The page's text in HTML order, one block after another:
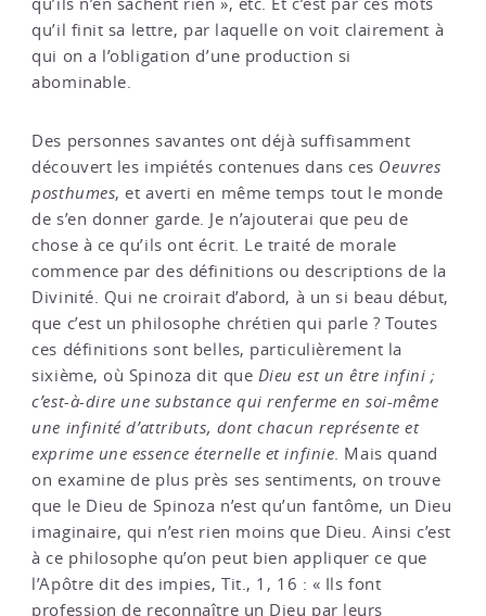
qu’il finit sa lettre, par laquelle on voit clairement à
qui on a l’obligation d’une production si
abominable.
Des personnes savantes ont déjà suffisamment
découvert les impiétés contenues dans ces Oeuvres
posthumes, et averti en même temps tout le monde
de s’en donner garde. Je n’ajouterai que peu de
chose à ce qu’ils ont écrit. Le traité de morale
commence par des définitions ou descriptions de la
Divinité. Qui ne croirait d’abord, à un si beau début,
que c’est un philosophe chrétien qui parle ? Toutes
ces définitions sont belles, particulièrement la
sixième, où Spinoza dit que Dieu est un être infini ;
c’est-à-dire une substance qui renferme en soi-même
une infinité d’attributs, dont chacun représente et
exprime une essence éternelle et infinie . Mais quand
on examine de plus près ses sentiments, on trouve
que le Dieu de Spinoza n’est qu’un fantôme, un Dieu
imaginaire, qui n’est rien moins que Dieu. Ainsi c’est
à ce philosophe qu’on peut bien appliquer ce que
l’Apôtre dit des impies, Tit., 1, 16 : « Ils font
profession de reconnaître un Dieu par leurs